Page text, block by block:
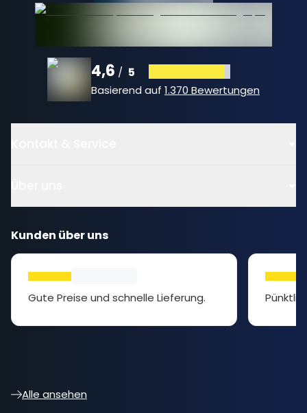
4,6 / 5
Basierend auf 1.370 Bewertungen
Kunden über uns
Gute Preise und schnelle Lieferung.
Alle ansehen